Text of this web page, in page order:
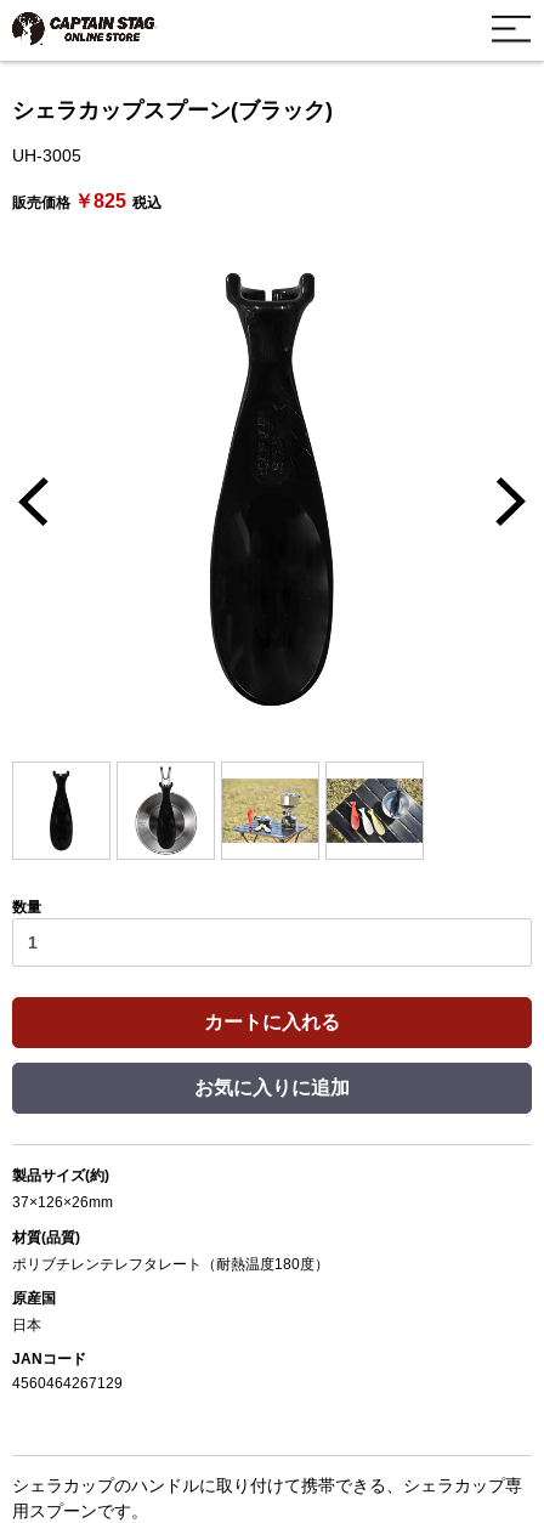
シェラカップスプーン(ブラック)
UH-3005
販売価格 ￥825 税込
数量
カートに入れる
お気に入りに追加
製品サイズ(約)
37×126×26mm
材質(品質)
ポリブチレンテレフタレート（耐熱温度180度）
原産国
日本
JANコード
4560464267129
シェラカップのハンドルに取り付けて携帯できる、シェラカップ専
用スプーンです。